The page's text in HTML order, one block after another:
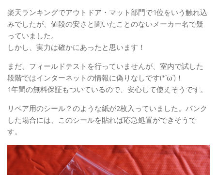
楽天ランキングでアウトドア・マット部門で1位をいう触れ込
みでしたが、値段の安さと聞いたことのないメーカー名で疑
っていました。
しかし、実力は確かにあったと思います！
まだ、フィールドテストを行っていませんが、室内で試した
段階ではインターネットの情報に偽りなしです(*´ω`)！
1年間の無料保証もついているので、安心して使えそうです。
リペア用のシール？のような紙が2枚入っていました。パンク
した場合には、このシールを貼れば応急処置ができそうで
す。